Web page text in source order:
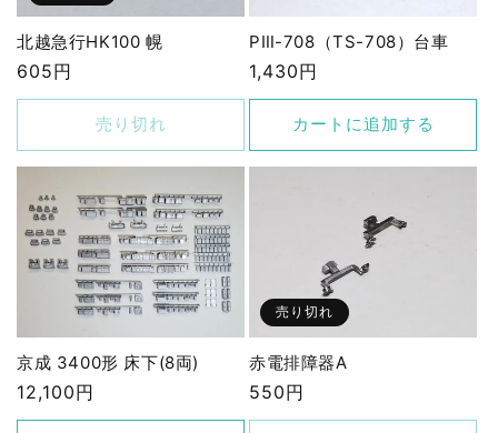
北越急行HK100 幌
通
常
格
605円
売り切れ
PⅢ-708（TS-708）台車
通
常
格
1,430円
カートに追加する
京成 3400形 床下(8両)
通
常
12,100円
売り切れ
赤電排障器A
通
常
550円